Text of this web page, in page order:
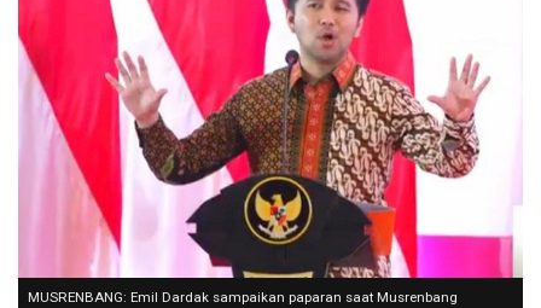
MUSRENBANG: Emil Dardak sampaikan paparan saat Musrenbang